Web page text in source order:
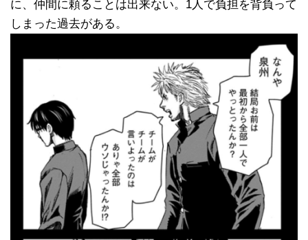
に、仲間に頼ることは出来ない。1人で負担を背負って
しまった過去がある。